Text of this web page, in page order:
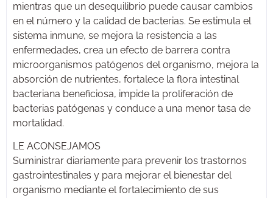
mientras que un desequilibrio puede causar cambios
en el número y la calidad de bacterias. Se estimula el
sistema inmune, se mejora la resistencia a las
enfermedades, crea un efecto de barrera contra
microorganismos patógenos del organismo, mejora la
absorción de nutrientes, fortalece la flora intestinal
bacteriana beneficiosa, impide la proliferación de
bacterias patógenas y conduce a una menor tasa de
mortalidad.
LE ACONSEJAMOS
Suministrar diariamente para prevenir los trastornos
gastrointestinales y para mejorar el bienestar del
organismo mediante el fortalecimiento de sus